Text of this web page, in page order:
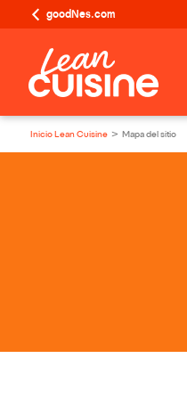
goodNes.com
Inicio Lean Cuisine Mapa del sitio